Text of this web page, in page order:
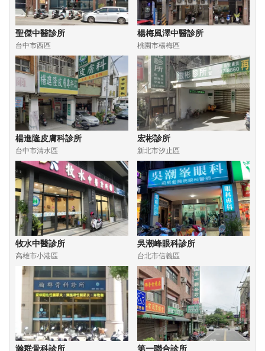
聖傑中醫診所
台中市西區
楊梅風澤中醫診所
桃園市楊梅區
楊進隆皮膚科診所
台中市清水區
宏彬診所
新北市汐止區
牧水中醫診所
高雄市小港區
吳潮峰眼科診所
台北市信義區
瀚群骨科診所 第一聯合診所